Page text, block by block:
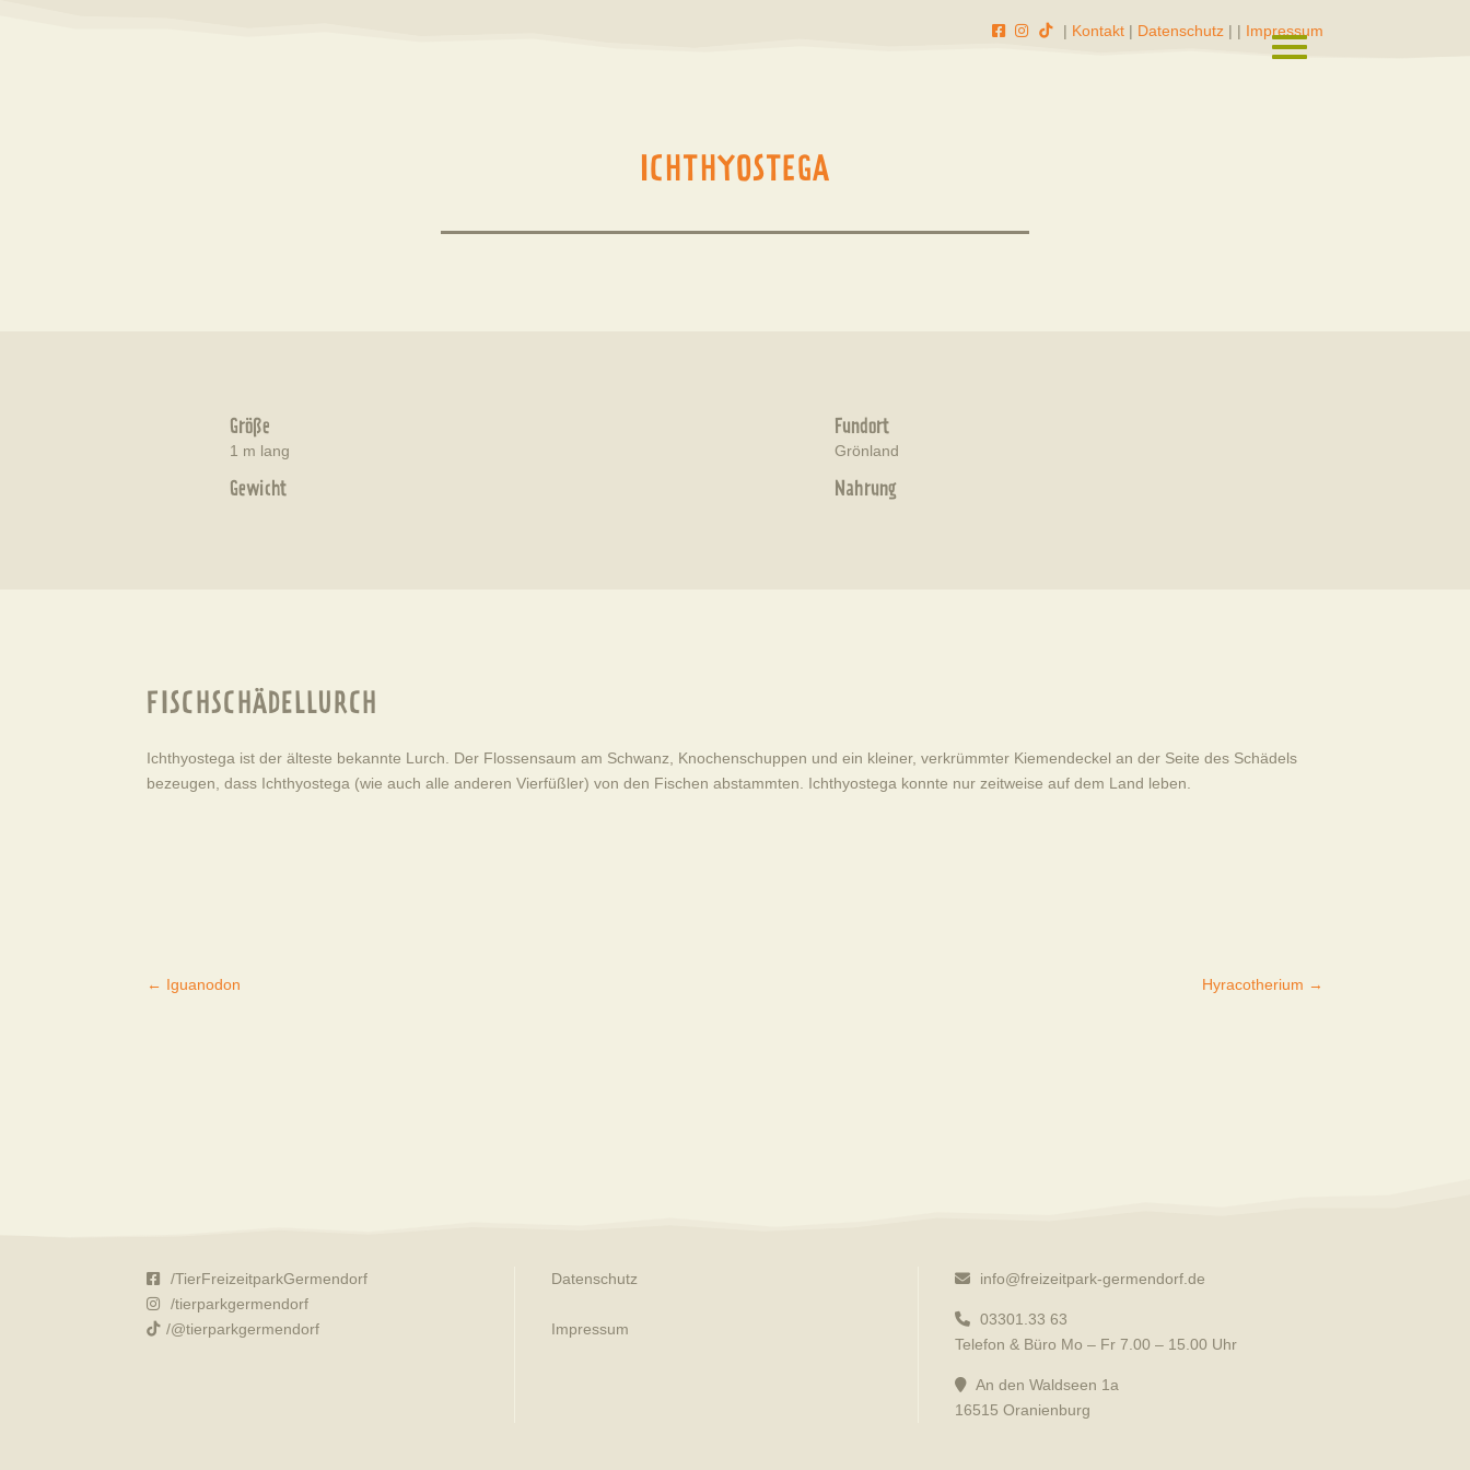
| Kontakt | Datenschutz| | Impressum
ICHTHYOSTEGA
Größe
1 m lang
Gewicht
Fundort
Grönland
Nahrung
FISCHSCHÄDELLURCH
Ichthyostega ist der älteste bekannte Lurch. Der Flossensaum am Schwanz, Knochenschuppen und ein kleiner, verkrümmter Kiemendeckel an der Seite des Schädels
bezeugen, dass Ichthyostega (wie auch alle anderen Vierfüßler) von den Fischen abstammten. Ichthyostega konnte nur zeitweise auf dem Land leben.
← Iguanodon Hyracotherium →
/TierFreizeitparkGermendorf
/tierparkgermendorf
/@tierparkgermendorf
Datenschutz
Impressum
info@freizeitpark-germendorf.de
03301.33 63
Telefon & Büro Mo – Fr 7.00 – 15.00 Uhr
An den Waldseen 1a
16515 Oranienburg